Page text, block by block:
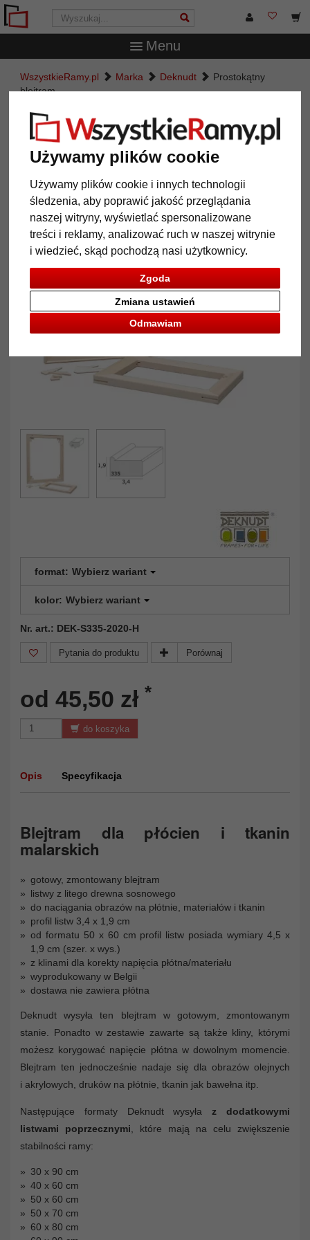
Używamy plików cookie
Używamy plików cookie i innych technologii
śledzenia, aby poprawić jakość przeglądania
naszej witryny, wyświetlać spersonalizowane
treści i reklamy, analizować ruch w naszej witrynie
i wiedzieć, skąd pochodzą nasi użytkownicy.
Zgoda
Odmawiam
Zmiana ustawień
Menu
WszystkieRamy.pl Marka Deknudt
Prostokątny
blejtram
Prostokątny blejtram
Powrót
format: Wybierz wariant
kolor: Wybierz wariant
Nr. art.: DEK-S335-2020-H
Pytania do produktu Porównaj
od 45,50 zł *
do koszyka
Opis Specyfikacja
Blejtram dla płócien i tkanin
malarskich
gotowy, zmontowany blejtram
listwy z litego drewna sosnowego
do naciągania obrazów na płótnie, materiałów i tkanin
profil listw 3,4 x 1,9 cm
od formatu 50 x 60 cm profil listw posiada wymiary 4,5 x
1,9 cm (szer. x wys.)
z klinami dla korekty napięcia płótna/materiału
wyprodukowany w Belgii
dostawa nie zawiera płótna
Deknudt wysyła ten blejtram w gotowym, zmontowanym
stanie. Ponadto w zestawie zawarte są także kliny, którymi
możesz korygować napięcie płótna w dowolnym momencie.
Blejtram ten jednocześnie nadaje się dla obrazów olejnych
i akrylowych, druków na płótnie, tkanin jak bawełna itp.
Następujące formaty Deknudt wysyła z dodatkowymi
listwami poprzecznymi , które mają na celu zwiększenie
stabilności ramy:
30 x 90 cm
40 x 60 cm
50 x 60 cm
50 x 70 cm
60 x 80 cm